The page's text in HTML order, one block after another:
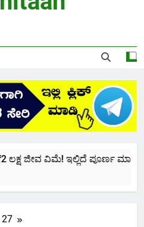
ಲಕ್ಷ ಜೀವ ವಿಮೆ! ಇಲ್ಲಿದೆ ಪೂರ್ಣ ಮಾಹಿತಿ.
27